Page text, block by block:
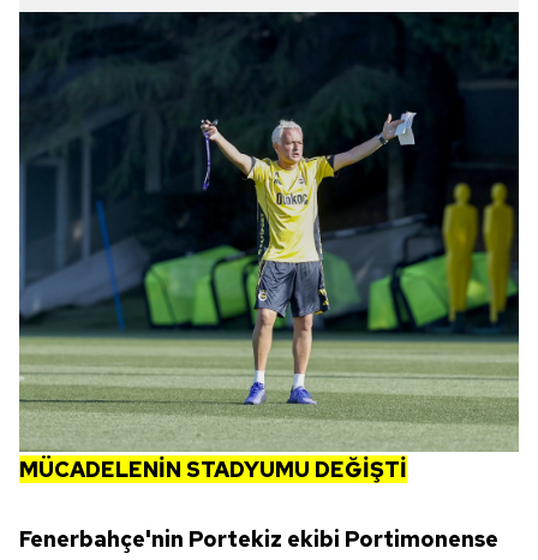
MÜCADELENİN STADYUMU DEĞİŞTİ
Fenerbahçe'nin Portekiz ekibi Portimonense